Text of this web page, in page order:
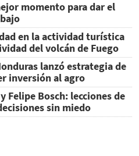
momento para dar el
en la actividad turística
del volcán de Fuego
lanzó estrategia de
inversión al agro
Felipe Bosch: lecciones de
sin miedo